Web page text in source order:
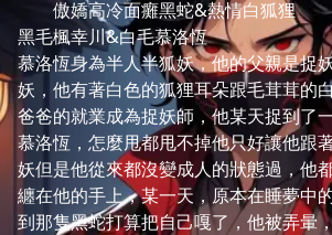
傲嬌高冷面癱黑蛇&熱情白狐狸
黑毛楓幸川&白毛慕洛恆
慕洛恆身為半人半狐妖，他的父親是捉
妖，他有著白色的狐狸耳朵跟毛茸茸的
爸爸的就業成為捉妖師，他某天捉到了
慕洛恆，怎麼甩都甩不掉他只好讓他跟
妖但是他從來都沒變成人的狀態過，他
纏在他的手上，某一天，原本在睡夢中
到那隻黑蛇打算把自己嘎了，他被弄暈